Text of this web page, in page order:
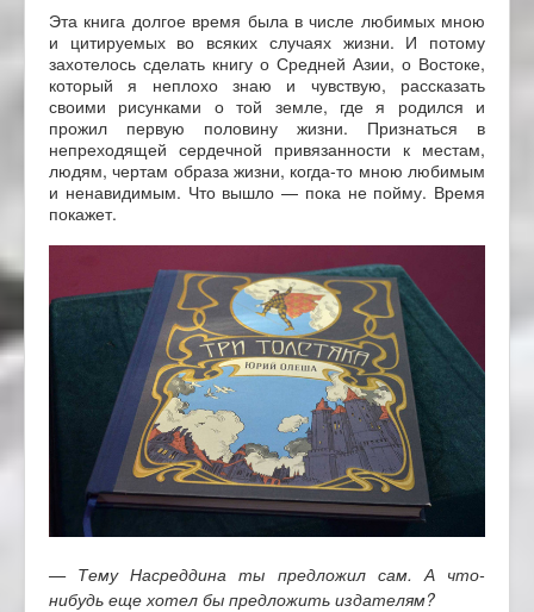
Эта книга долгое время была в числе любимых мною
и цитируемых во всяких случаях жизни. И потому
захотелось сделать книгу о Средней Азии, о Востоке,
который я неплохо знаю и чувствую, рассказать
своими рисунками о той земле, где я родился и
прожил первую половину жизни. Признаться в
непреходящей сердечной привязанности к местам,
людям, чертам образа жизни, когда-то мною любимым
и ненавидимым. Что вышло — пока не пойму. Время
покажет.
— Тему Насреддина ты предложил сам. А что-
нибудь еще хотел бы предложить издателям?